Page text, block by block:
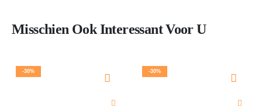
Misschien Ook Interessant Voor U
-30% -30%